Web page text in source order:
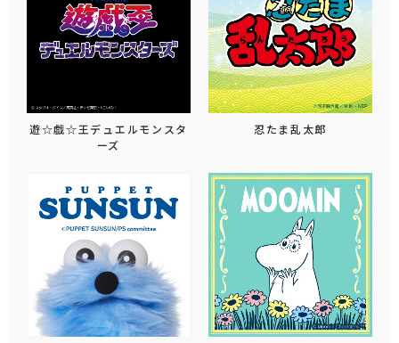
遊☆戯☆王デュエルモンスタ
ーズ
忍たま乱太郎